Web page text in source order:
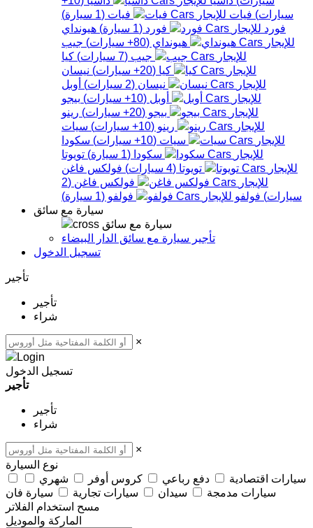
سيارات) فيات فيات (
1 سيارة)
فورد
فورد (
1 سيارة) هيونداي
هيونداي (
80+ سيارات) جيب
جيب (
7 سيارات) كيا
كيا (
20+ سيارات) نيسان
نيسان (
2 سيارات) أوبل
أوبل (
10+ سيارات) بيجو
بيجو (
20+ سيارات) رينو
رينو (
10+ سيارات) سيات
سيات (
10+ سيارات) سكودا
سكودا (
1 سيارة) تويوتا
تويوتا (
4 سيارات) فولكس فاغن
فولكس فاغن (
2
سيارات) فولفو فولفو (
1 سيارة)
سيارة مع سائق
سيارة مع سائق
تأجير سيارة مع سائق الدار البيضاء
تسجيل الدخول
تأجير
تأجير
شراء
×
تسجيل الدخول
تأجير
تأجير
شراء
×
نوع السيارة
سيارات اقتصادية
دفع رباعي كروس أوفر
شهري
سيارات مدمجة
سيدان سيارات تجارية
سيارة فان
مسح استخدام الفلاتر
الماركة والموديل